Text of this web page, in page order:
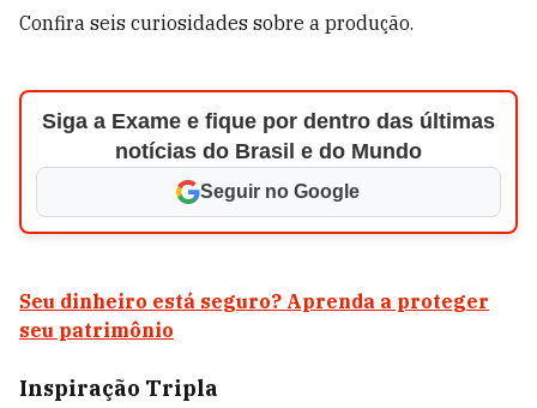
Confira seis curiosidades sobre a produção.
Siga a Exame e fique por dentro das últimas
notícias do Brasil e do Mundo
Seguir no Google
Seu dinheiro está seguro? Aprenda a proteger
seu patrimônio
Inspiração Tripla